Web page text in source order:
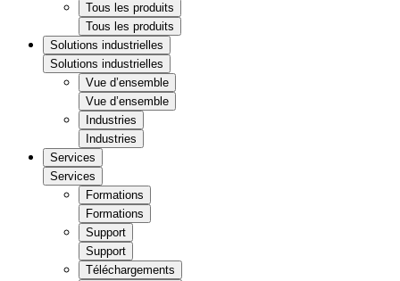
Tous les produits
Tous les produits
Solutions industrielles
Solutions industrielles
Vue d’ensemble
Vue d’ensemble
Industries
Industries
Services
Services
Formations
Formations
Support
Support
Téléchargements